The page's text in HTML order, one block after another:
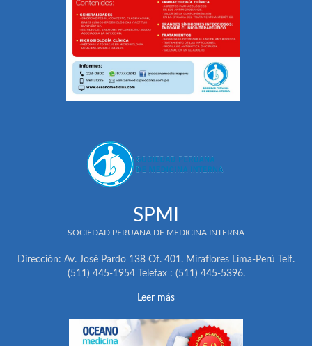
SPMI
SOCIEDAD PERUANA DE MEDICINA INTERNA
Dirección: Av. José Pardo 138 Of. 401. Miraflores Lima-Perú Telf.
(511) 445-1954 Telefax : (511) 445-5396.
Leer más